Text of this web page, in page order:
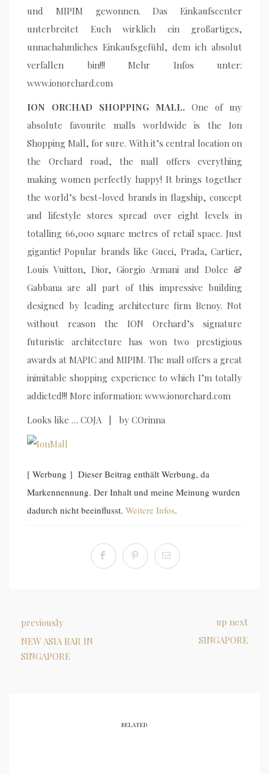
und MIPIM gewonnen. Das Einkaufscenter
unterbreitet Euch wirklich ein großartiges,
unnachahmliches Einkaufsgefühl, dem ich absolut
verfallen bin!!! Mehr Infos unter:
www.ionorchard.com
ION ORCHAD SHOPPING MALL. One of my
absolute favourite malls worldwide is the Ion
Shopping Mall, for sure. With it’s central location on
the Orchard road, the mall offers everything
making women perfectly happy! It brings together
the world’s best-loved brands in flagship, concept
and lifestyle stores spread over eight levels in
totalling 66,000 square metres of retail space. Just
gigantic! Popular brands like Gucci, Prada, Cartier,
Louis Vuitton, Dior, Giorgio Armani and Dolce &
Gabbana are all part of this impressive building
designed by leading architecture firm Benoy. Not
without reason the ION Orchard’s signature
futuristic architecture has won two prestigious
awards at MAPIC and MIPIM. The mall offers a great
inimitable shopping experience to which I’m totally
addicted!!! More information: www.ionorchard.com
Looks like … COJA | by COrinna
[ Werbung ] Dieser Beitrag enthält Werbung, da
Markennennung. Der Inhalt und meine Meinung wurden
dadurch nicht beeinflusst. Weitere Infos.
previously
NEW ASIA BAR IN
SINGAPORE
up next
SINGAPORE
RELATED